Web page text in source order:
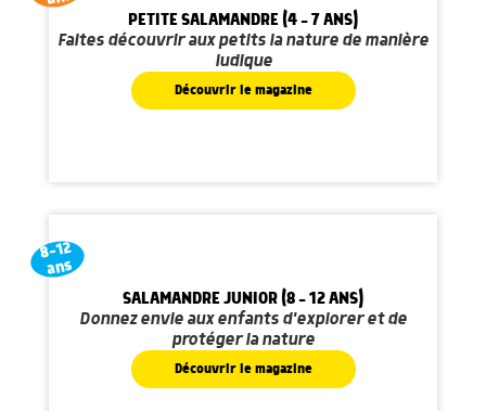
PETITE SALAMANDRE (4 - 7 ANS)
Faites découvrir aux petits la nature de manière
ludique
Découvrir le magazine
8-12
ans
SALAMANDRE JUNIOR (8 - 12 ANS)
Donnez envie aux enfants d'explorer et de
protéger la nature
Découvrir le magazine